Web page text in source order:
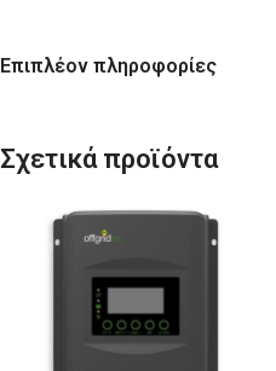
Επιπλέον πληροφορίες
Σχετικά προϊόντα